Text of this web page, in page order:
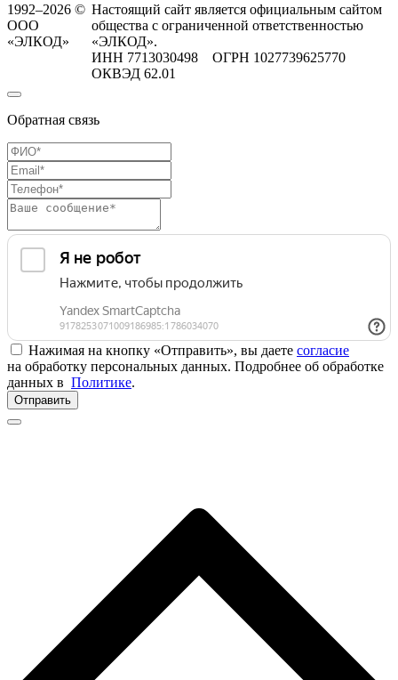
1992–2026 ©
ООО
«ЭЛКОД»
Настоящий сайт является официальным сайтом
общества с ограниченной ответственностью
«ЭЛКОД».
ИНН 7713030498 ОГРН 1027739625770
ОКВЭД 62.01
Обратная связь
Нажимая на кнопку «Отправить», вы даете согласие
на обработку персональных данных. Подробнее об обработке
данных в Политике.
Отправить